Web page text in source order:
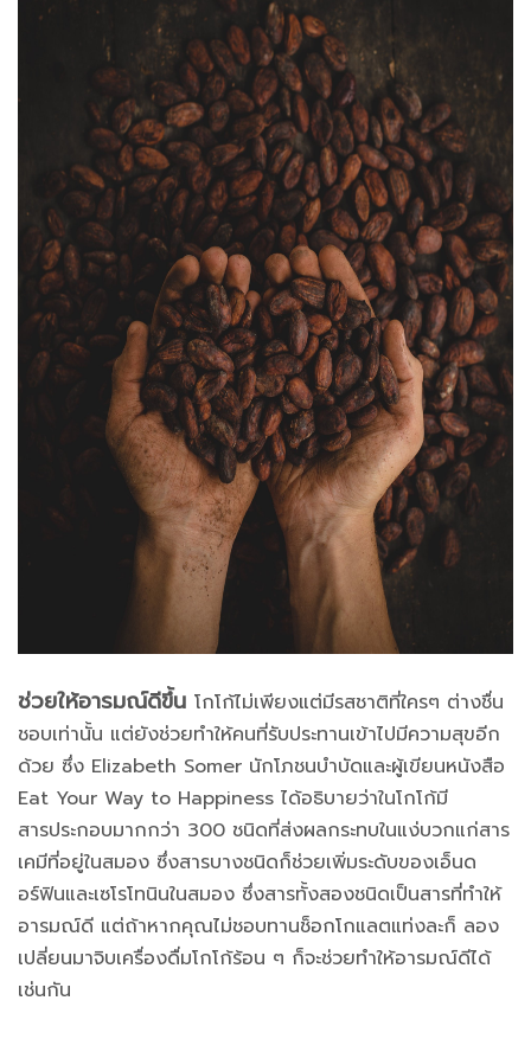
ช่วยให้อารมณ์ดีขึ้น โกโก้ไม่เพียงแต่มีรสชาติที่ใครๆ ต่างชื่น
ชอบเท่านั้น แต่ยังช่วยทำให้คนที่รับประทานเข้าไปมีความสุขอีก
ด้วย ซึ่ง Elizabeth Somer นักโภชนบำบัดและผู้เขียนหนังสือ
Eat Your Way to Happiness ได้อธิบายว่าในโกโก้มี
สารประกอบมากกว่า 300 ชนิดที่ส่งผลกระทบในแง่บวกแก่สาร
เคมีที่อยู่ในสมอง ซึ่งสารบางชนิดก็ช่วยเพิ่มระดับของเอ็นด
อร์ฟินและเซโรโทนินในสมอง ซึ่งสารทั้งสองชนิดเป็นสารที่ทำให้
อารมณ์ดี แต่ถ้าหากคุณไม่ชอบทานช็อกโกแลตแท่งละก็ ลอง
เปลี่ยนมาจิบเครื่องดื่มโกโก้ร้อน ๆ ก็จะช่วยทำให้อารมณ์ดีได้
เช่นกัน